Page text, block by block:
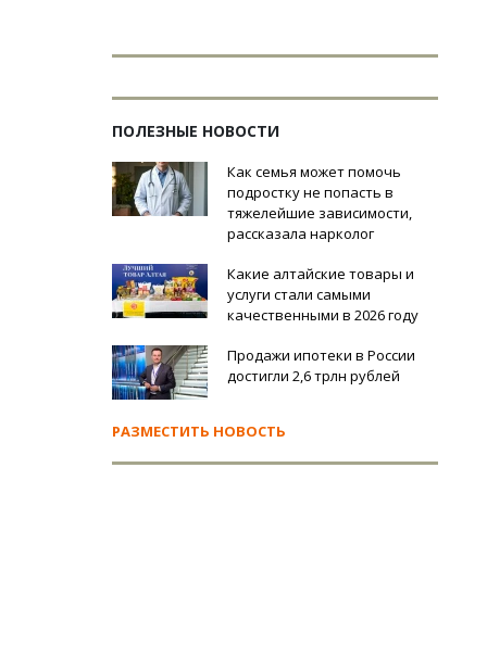
ПОЛЕЗНЫЕ НОВОСТИ
Как семья может помочь
подростку не попасть в
тяжелейшие зависимости,
рассказала нарколог
Какие алтайские товары и
услуги стали самыми
качественными в 2026 году
Продажи ипотеки в России
достигли 2,6 трлн рублей
РАЗМЕСТИТЬ НОВОСТЬ